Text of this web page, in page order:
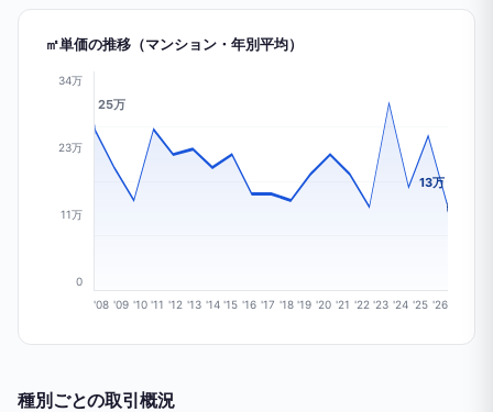
㎡単価の推移（マンション・年別平均）
34万
23万
11万
0
25万
13万
'08 '09 '10 '11 '12 '13 '14 '15 '16 '17 '18 '19 '20 '21 '22 '23 '24 '25 '26
種別ごとの取引概況